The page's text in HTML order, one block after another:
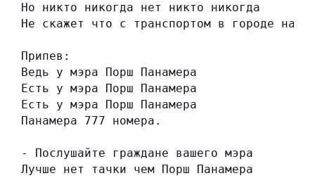
Но никто никогда нет никто никогда
Не скажет что с транспортом в городе
Припев:
Ведь у мэра Порш Панамера
Есть у мэра Порш Панамера
Есть у мэра Порш Панамера
Панамера 777 номера.
- Послушайте граждане вашего мэра
Лучше нет тачки чем Порш Панамера